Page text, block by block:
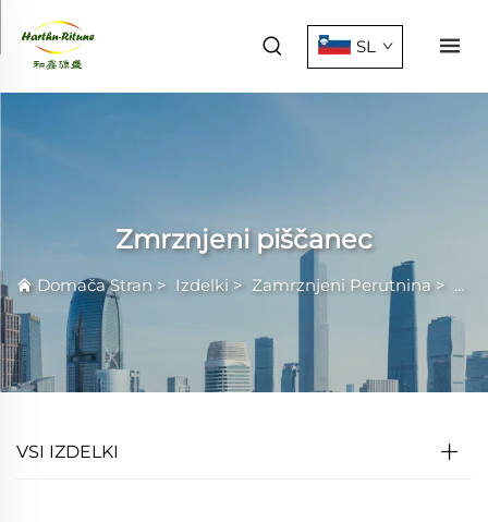
SL
Zmrznjeni piščanec
Domača Stran > Izdelki > Zamrznjeni Perutnina >
VSI IZDELKI